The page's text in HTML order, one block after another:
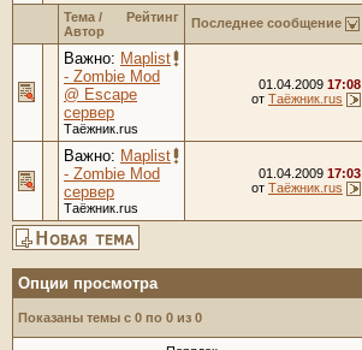
Рейтинг
Тема /
Автор
Последнее сообщение
Важно: Maplist
- Zombie Mod
@ Escape
сервер
Таёжник.rus
01.04.2009 17:08
от Таёжник.rus
Важно: Maplist
- Zombie Mod
сервер
Таёжник.rus
01.04.2009 17:03
от Таёжник.rus
Опции просмотра
Показаны темы с 0 по 0 из 0